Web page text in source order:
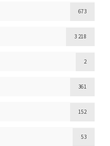
673
3 218
2
361
152
53